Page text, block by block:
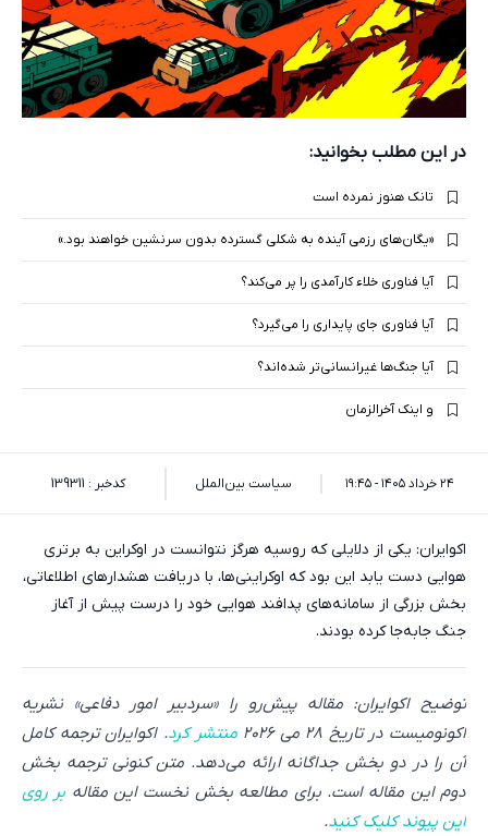
در این مطلب بخوانید:
تانک هنوز نمرده است
«یگان‌های رزمی آینده به شکلی گسترده بدون سرنشین خواهند بود.»
آیا فناوری خلاء کارآمدی را پر می‌کند؟
آیا فناوری جای پایداری را می‌گیرد؟
آیا جنگ‌ها غیرانسانی‌تر شده‌اند؟
و اینک آخرالزمان
۲۴ خرداد ۱۴۰۵ - ۱۹:۴۵ سیاست بین‌الملل کدخبر : 139311
اکوایران: یکی از دلایلی که روسیه هرگز نتوانست در اوکراین به برتری
هوایی دست یابد این بود که اوکراینی‌ها، با دریافت هشدارهای اطلاعاتی،
بخش بزرگی از سامانه‌های پدافند هوایی خود را درست پیش از آغاز
جنگ جابه‌جا کرده بودند.
توضیح اکوایران: مقاله پیش‌رو را «سردبیر امور دفاعی» نشریه
اکونومیست در تاریخ 28 می 2026
منتشر کرد. اکوایران ترجمه کامل
آن را در دو بخش جداگانه ارائه می‌دهد. متن کنونی ترجمه بخش
دوم این مقاله است. برای مطالعه بخش نخست این مقاله بر روی
این پیوند کلیک کنید.